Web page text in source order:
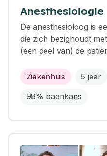
Anesthesiologie
De anesthesioloog is
die zich bezighoudt
(een deel van) de
Ziekenhuis 5 jaar
98% baankans